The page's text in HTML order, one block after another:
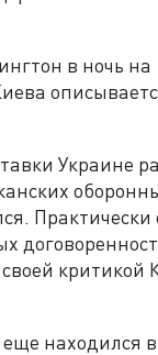
в ночь
Украине
еще